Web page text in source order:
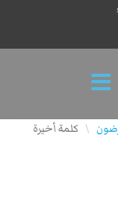
\ كلمة أخيرة